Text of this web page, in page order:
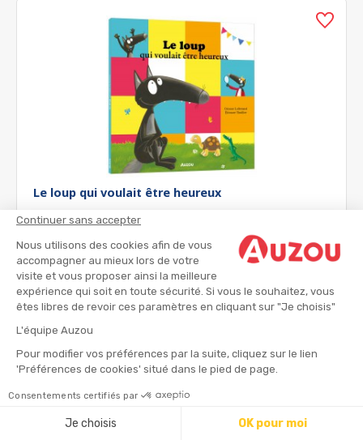
Continuer sans accepter
Nous utilisons des cookies afin de vous
accompagner au mieux lors de votre
visite et vous proposer ainsi la meilleure
expérience qui soit en toute sécurité. Si vous le souhaitez, vous
êtes libres de revoir ces paramètres en cliquant sur "Je choisis"
L'équipe Auzou
Pour modifier vos préférences par la suite, cliquez sur le lien
'Préférences de cookies' situé dans le pied de page.
Consentements certifiés par
Je choisis OK pour moi
Le loup qui voulait être heureux
dès 3 ans
6.95 €